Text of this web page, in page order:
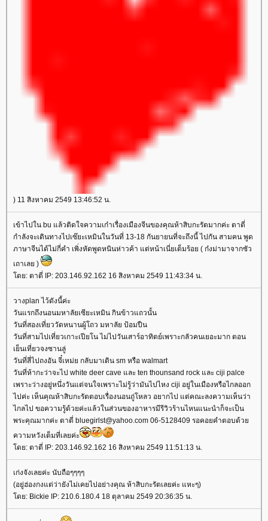
) 11 สิงหาคม 2549 13:46:52 น.
เข้าไปใน bu แล้วติดใจความเก๋าเรื่องเมืองจีนของคุณห้าสิบกะรัตมากค่ะ ตาตี่
กำลังจะเดินทางไปเซ๊ยะเหมินในวันที่ 13-18 กันยายนที่จะถึงนี้ ไปกัน สามคน พูด
ภาษาจีนได้ไม่กี่คำ เพิ่งหัดพูดหนินห่าวค้า แต่หน้าเนี่ยเต็มร้อย ( ก๋งม่ามาจากซัว
เถาเลย )
ดย: ตาตี่ IP: 203.146.92.162 16 สิงหาคม 2549 11:43:34 น.
วางplan ไว้ดังนี้ค่ะ
วันแรกถึงนอนมหาลัยเซียะเหมิน กินข้าวแถวนั้น
วันที่สองเที่ยววัดหนานผู้โถว มหาลัย ป้อมปืน
วันที่สามไปเที่ยวเกาะเปียโน ไม่ไปวันเสาร์อาทิตย์เพราะกลัวคนเยอะมาก ตอน
เย็นเที่ยวจงซานลู่
วันที่สี่ไปถงอัน จี๋เหม่ย กลับมาเดิน sm หรือ walmart
วันที่ห้ากะว่าจะไป white deer cave และ ten thounsand rock และ ciji palce
เพราะว่างอยู่หนึ่งวันแต่จนใจเพราะไม่รู้ว่ามันไปไหง ciji อยู่ในเมืองหรือไกลออก
ไปค่ะ เห็นคุณห้าสิบกะรัตตอบเรื่องนอนถู่โหลว อยากไป แต่คณะลงความเห็นว่า
ไกลไป ขอความรู้ด้วยค่ะแล้วในส่วนของอาหารมีรีวิวร้านไหนแนะนำก็จะเป็น
พระคุณมากค่ะ ตาตี่ bluegirlst@yahoo.com 06-5128409 รอคอยคำตอบด้ว
ความหวังเต็มที่เลยค่ะ
ดย: ตาตี่ IP: 203.146.92.162 16 สิงหาคม 2549 11:51:13 น.
เก่งจังเลยค่ะ นับถือๆๆๆๆ
(อยู่ฮ่องกงแต่ว่ายังไม่เคยไปอย่างคุณ ห้าสิบกะรัตเลยค่ะ แหะๆ)
ดย: Bickie IP: 210.6.180.4 18 ตุลาคม 2549 20:36:35 น.